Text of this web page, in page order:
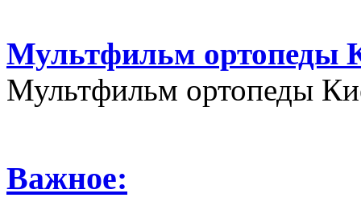
Мультфильм ортопеды
Мультфильм ортопеды
Важное: